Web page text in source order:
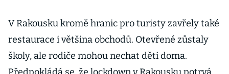
V Rakousku kromě hranic pro turisty zavřely také
restaurace i většina obchodů. Otevřené zůstaly
školy, ale rodiče mohou nechat děti doma.